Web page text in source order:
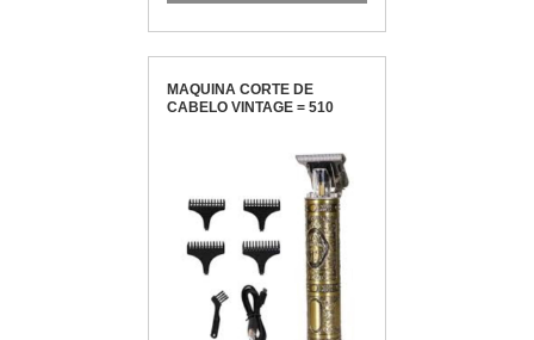
MAQUINA CORTE DE
CABELO VINTAGE = 510